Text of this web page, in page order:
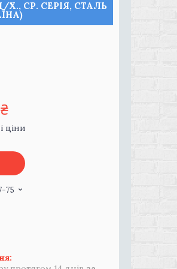
Х., СР. СЕРІЯ, СТАЛЬ
ціни
75